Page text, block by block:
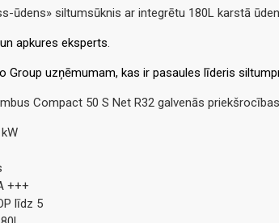
ūdens» siltumsūknis ar integrētu 180L karstā
apkures eksperts.
uzņēmumam, kas ir pasaules līderis
Compact 50 S Net R32 galvenās
+++
līdz 5